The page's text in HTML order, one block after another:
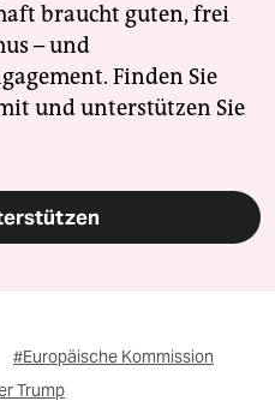
braucht guten, frei
– und
Finden Sie
und unterstützen Sie
#Europäische Kommission
Trump